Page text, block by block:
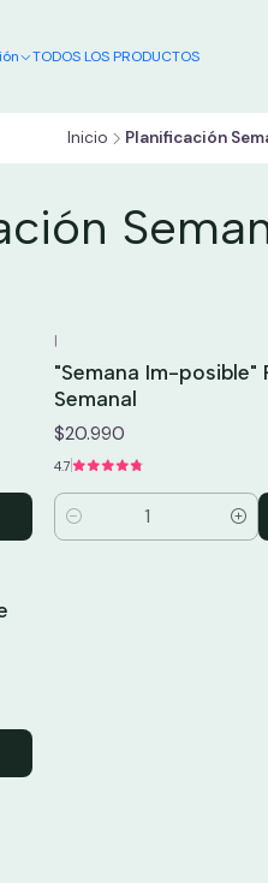
TODOS LOS PRODUCTOS
Inicio Planificación
|
"Semana Im-posible"
Semanal
$20.990
4.7
Cantidad